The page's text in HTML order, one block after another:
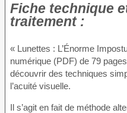
Fiche technique
traitement :
« Lunettes : L’Énorme
numérique (PDF) de 79
découvrir des techniques
l’acuité visuelle.
Il s’agit en fait de méthode